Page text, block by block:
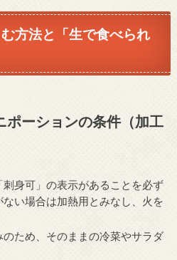
方法と「生で食べられ
ポーションの条件（加工
身可」の表示があることを必ず
い場合は加熱用とみなし、火を
ため、そのままの冷菜やサラダ